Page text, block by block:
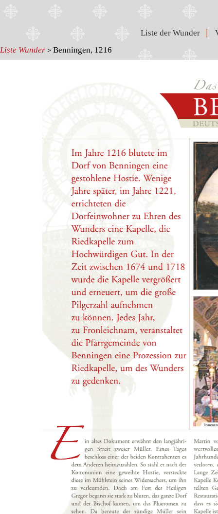
Liste Wunder > Benningen, 1216
Liste der Wunder |